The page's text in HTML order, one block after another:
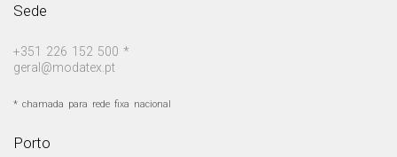
Sede
+351 226 152 500 *
geral@modatex.pt
* chamada para rede fixa nacional
Porto